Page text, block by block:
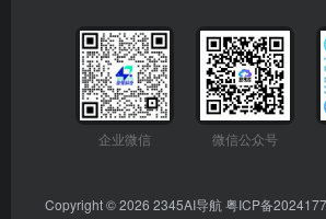
企业微信 微信公众号
Copyright © 2026 2345AI导航 粤ICP备